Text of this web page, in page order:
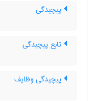
پیچیدگی
تابع پیچیدگی
پیچیدگی وظایف